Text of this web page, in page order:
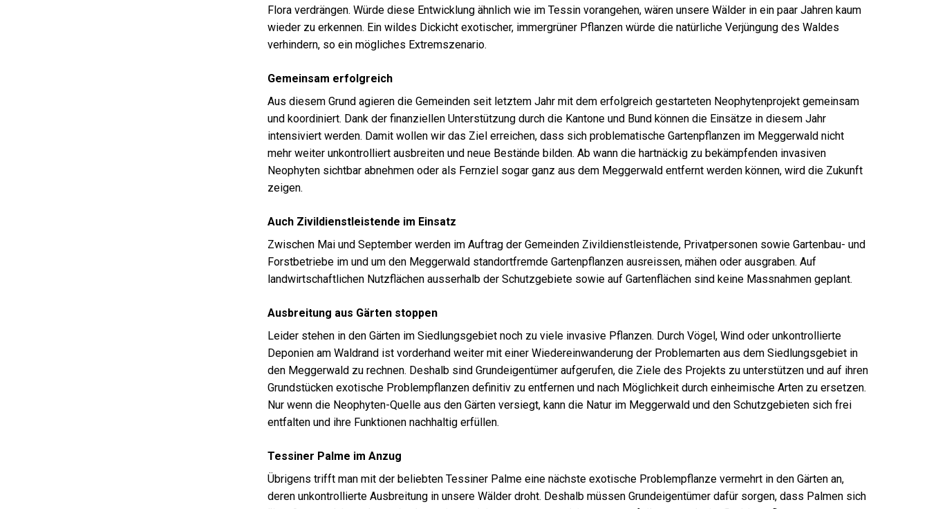
Flora verdrängen. Würde diese Entwicklung ähnlich wie im Tessin vorangehen, wären unsere Wälder in ein paar Jahren kaum
wieder zu erkennen. Ein wildes Dickicht exotischer, immergrüner Pflanzen würde die natürliche Verjüngung des Waldes
verhindern, so ein mögliches Extremszenario.
Gemeinsam erfolgreich
Aus diesem Grund agieren die Gemeinden seit letztem Jahr mit dem erfolgreich gestarteten Neophytenprojekt gemeinsam
und koordiniert. Dank der finanziellen Unterstützung durch die Kantone und Bund können die Einsätze in diesem Jahr
intensiviert werden. Damit wollen wir das Ziel erreichen, dass sich problematische Gartenpflanzen im Meggerwald nicht
mehr weiter unkontrolliert ausbreiten und neue Bestände bilden. Ab wann die hartnäckig zu bekämpfenden invasiven
Neophyten sichtbar abnehmen oder als Fernziel sogar ganz aus dem Meggerwald entfernt werden können, wird die Zukunft
zeigen.
Auch Zivildienstleistende im Einsatz
Zwischen Mai und September werden im Auftrag der Gemeinden Zivildienstleistende, Privatpersonen sowie Gartenbau- und
Forstbetriebe im und um den Meggerwald standortfremde Gartenpflanzen ausreissen, mähen oder ausgraben. Auf
landwirtschaftlichen Nutzflächen ausserhalb der Schutzgebiete sowie auf Gartenflächen sind keine Massnahmen geplant.
Ausbreitung aus Gärten stoppen
Leider stehen in den Gärten im Siedlungsgebiet noch zu viele invasive Pflanzen. Durch Vögel, Wind oder unkontrollierte
Deponien am Waldrand ist vorderhand weiter mit einer Wiedereinwanderung der Problemarten aus dem Siedlungsgebiet in
den Meggerwald zu rechnen. Deshalb sind Grundeigentümer aufgerufen, die Ziele des Projekts zu unterstützen und auf ihren
Grundstücken exotische Problempflanzen definitiv zu entfernen und nach Möglichkeit durch einheimische Arten zu ersetzen.
Nur wenn die Neophyten-Quelle aus den Gärten versiegt, kann die Natur im Meggerwald und den Schutzgebieten sich frei
entfalten und ihre Funktionen nachhaltig erfüllen.
Tessiner Palme im Anzug
Übrigens trifft man mit der beliebten Tessiner Palme eine nächste exotische Problempflanze vermehrt in den Gärten an,
deren unkontrollierte Ausbreitung in unsere Wälder droht. Deshalb müssen Grundeigentümer dafür sorgen, dass Palmen sich